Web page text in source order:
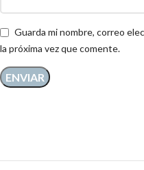
Guarda mi nombre, correo
la próxima vez que comente.